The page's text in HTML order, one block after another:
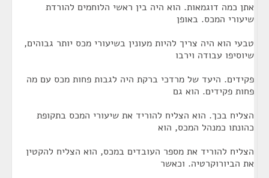
אתן כמה דוגמאות. הוא היה בין ראשי הלוחמים להורדת
שיעורי המכס. באופן
טבעי הוא היה צריך להיות מעונין בשיעורי מכס יותר גבוהים,
שיוסיפו עבודה וירבו
פקידים. היעד של מרדכי ברקת היה לגבות פחות מכס עם מה
פחות פקידים. הוא גם
הצליח בכך. הוא הצליח להוריד את שיעורי המכס בתקופת
כהונתו כמנהל המכס, הוא
הצליח להוריד את מספר העובדים במכס, הוא הצליח להקטין
את הביורוקרטיה. וכאשר